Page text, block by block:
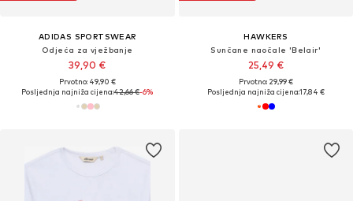
ADIDAS SPORTSWEAR
Odjeća za vježbanje
39,90 €
Prvotno: 49,90 €
Posljednja najniža cijena:42,66 €-6%
HAWKERS
Sunčane naočale 'Belair'
25,49 €
Prvotno: 29,99 €
Posljednja najniža cijena:17,84 €